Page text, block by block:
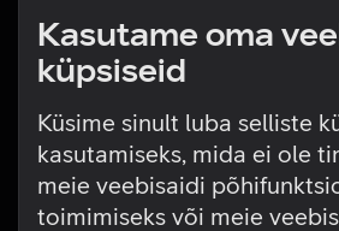
Kasutame oma
küpsiseid
Küsime sinult luba selliste
kasutamiseks, mida ei ole
meie veebisaidi
toimimiseks või meie
Tehniline